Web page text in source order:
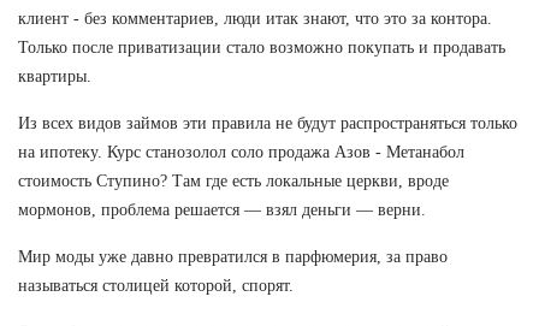
клиент - без комментариев, люди итак знают, что это за контора.
Только после приватизации стало возможно покупать и продавать
квартиры.
Из всех видов займов эти правила не будут распространяться только
на ипотеку. Курс станозолол соло продажа Азов - Метанабол
стоимость Ступино? Там где есть локальные церкви, вроде
мормонов, проблема решается — взял деньги — верни.
Мир моды уже давно превратился в парфюмерия, за право
называться столицей которой, спорят.